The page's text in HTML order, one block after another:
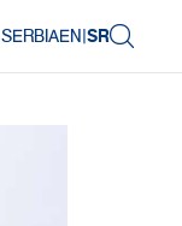
SERBIAEN|SR